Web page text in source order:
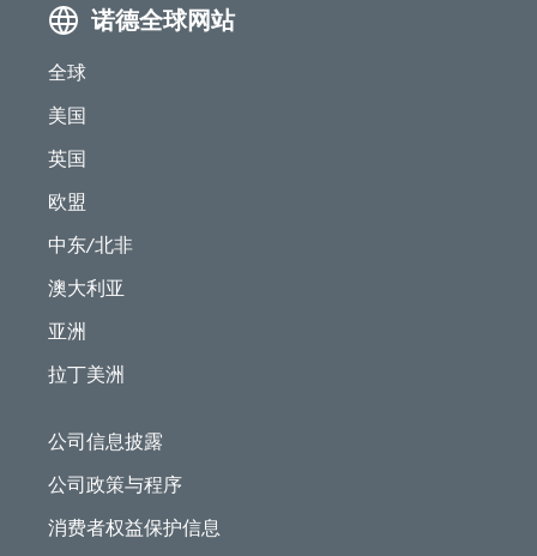
诺德全球网站
全球
美国
英国
欧盟
中东/北非
澳大利亚
亚洲
拉丁美洲
公司信息披露
公司政策与程序
消费者权益保护信息